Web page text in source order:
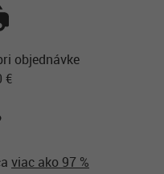
objednávke
€
viac ako 97 %